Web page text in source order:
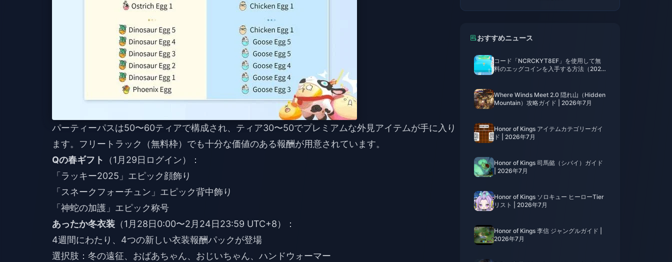
パーティーパスは50〜60ティアで構成され、ティア30〜50でプレミアムな外見アイテムが手に入り
ます。フリートラック（無料枠）でも十分な価値のある報酬が用意されています。
Qの春ギフト
（1月29日ログイン）：
「ラッキー2025」エピック顔飾り
「スネークフォーチュン」エピック背中飾り
「神蛇の加護」エピック称号
あったか冬衣装 （1月28日0:00〜2月24日23:59 UTC+8）：
4週間にわたり、4つの新しい衣装報酬パックが登場
選択肢：冬の遠征、おばあちゃん、おじいちゃん、ハンドウォーマー
おすすめニュース
コード「NCRCKYT8EF」を使用して無
料のエッグコインを入手する方法（2026
Where Winds Meet 2.0 隠れ山（Hidden
Mountain）攻略ガイド | 2026年7月
Honor of Kings アイテムカテゴリーガイ
ド | 2026年7月
Honor of Kings 司馬懿（シバイ）ガイド
| 2026年7月
Honor of Kings ソロキュー ヒーローTier
リスト | 2026年7月
Honor of Kings 李信 ジャングルガイド |
2026年7月